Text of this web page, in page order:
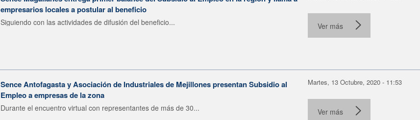
empresarios locales a postular al beneficio
Siguiendo con las actividades de difusión del beneficio... Ver más
Sence Antofagasta y Asociación de Industriales de Mejillones presentan Subsidio al
Empleo a empresas de la zona
Durante el encuentro virtual con representantes de más de 30...
Martes, 13 Octubre, 2020 - 11:53
Ver más